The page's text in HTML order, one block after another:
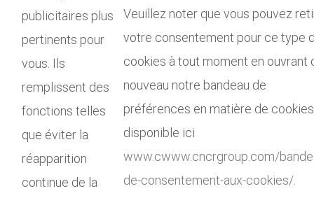
publicitaires plus
pertinents pour
vous. Ils
remplissent des
fonctions telles
que éviter la
réapparition
continue de la
Veuillez noter que vous pouvez
votre consentement pour ce type
cookies à tout moment en ouvrant
nouveau notre bandeau de
préférences en matière de
disponible ici
www.cwww.cncrgroup.com/
de-consentement-aux-cookies/